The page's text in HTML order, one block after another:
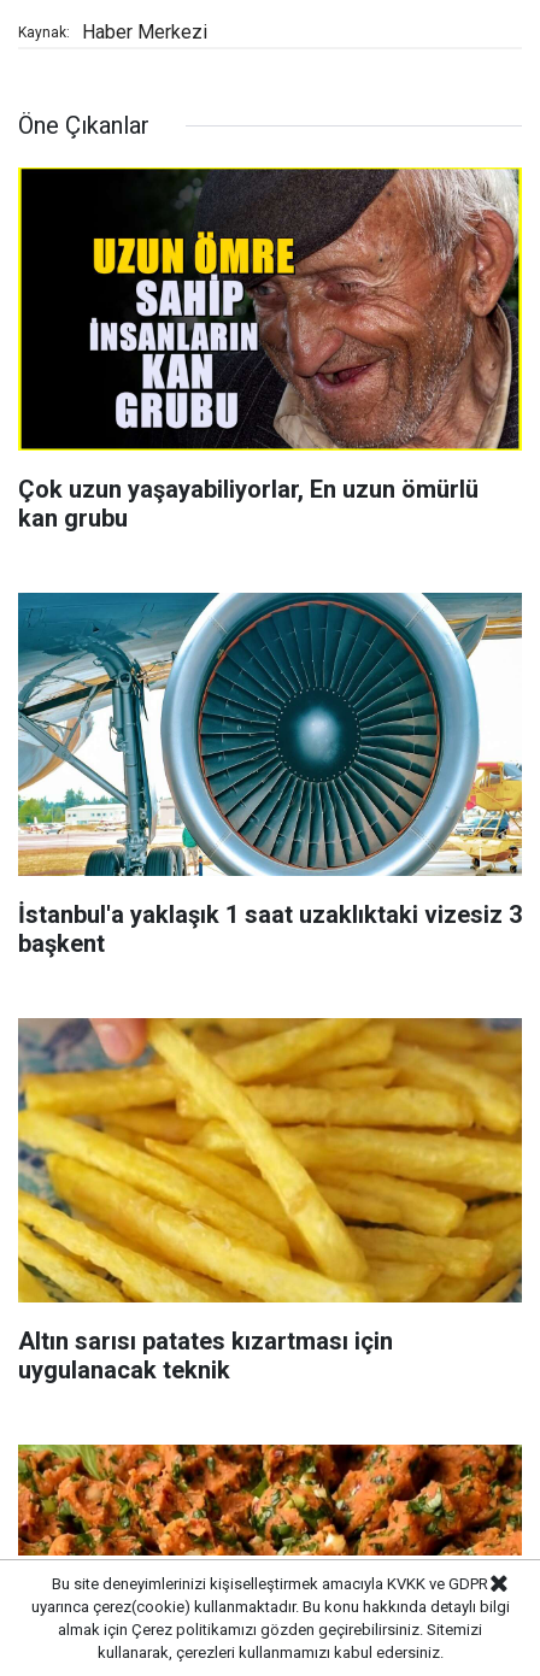
Kaynak: Haber Merkezi
Öne Çıkanlar
Çok uzun yaşayabiliyorlar, En uzun ömürlü
kan grubu
İstanbul'a yaklaşık 1 saat uzaklıktaki vizesiz 3
başkent
Altın sarısı patates kızartması için
uygulanacak teknik
Bu site deneyimlerinizi kişiselleştirmek amacıyla KVKK ve GDPR
uyarınca çerez(cookie) kullanmaktadır. Bu konu hakkında detaylı bilgi
almak için Çerez politikamızı gözden geçirebilirsiniz. Sitemizi
kullanarak, çerezleri kullanmamızı kabul edersiniz.